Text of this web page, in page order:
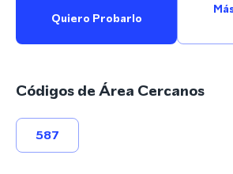
Quiero Probarlo
Códigos de Área Cercanos
587